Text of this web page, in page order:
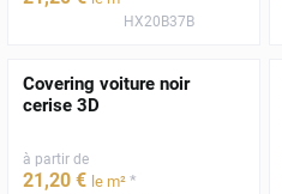
HX20B37B
Covering voiture noir
cerise 3D
à partir de
21,20 € le m² *